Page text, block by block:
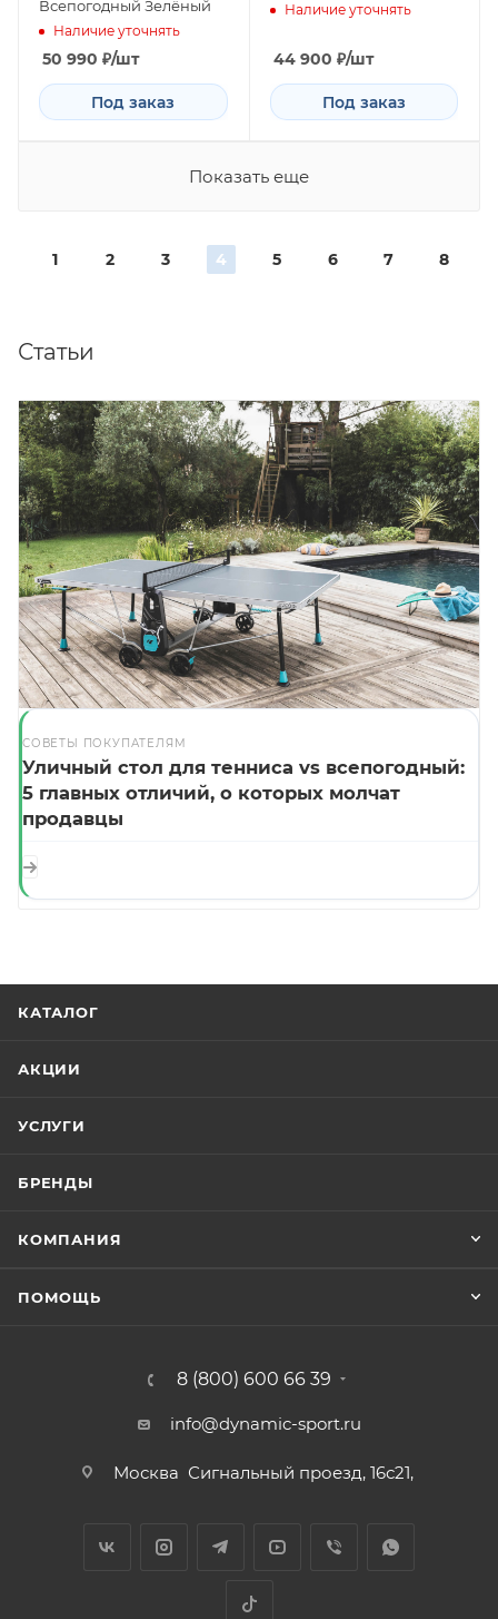
Всепогодный Зелёный
Наличие уточнять
50 990 ₽/шт
Под заказ
Наличие уточнять
44 900 ₽/шт
Под заказ
Показать еще
1 2 3 4 5 6 7 8
Статьи
СОВЕТЫ ПОКУПАТЕЛЯМ
Уличный стол для тенниса vs всепогодный:
5 главных отличий, о которых молчат
продавцы
КАТАЛОГ
АКЦИИ
УСЛУГИ
БРЕНДЫ
КОМПАНИЯ
ПОМОЩЬ
8 (800) 600 66 39
info@dynamic-sport.ru
Москва Сигнальный проезд, 16с21,